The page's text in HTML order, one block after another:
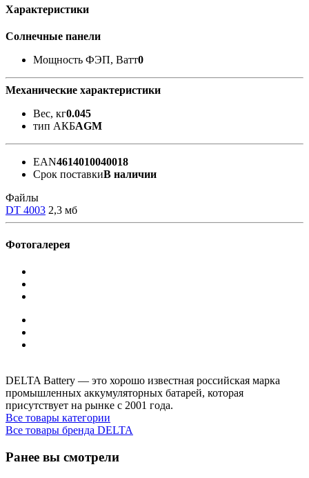
Характеристики
Солнечные панели
Мощность ФЭП, Ватт0
Механические характеристики
Вес, кг0.045
тип АКБAGM
EAN4614010040018
Срок поставкиВ наличии
Файлы
DT 4003 2,3 мб
Фотогалерея
DELTA Battery — это хорошо известная российская марка
промышленных аккумуляторных батарей, которая
присутствует на рынке с 2001 года.
Все товары категории
Все товары бренда DELTA
Ранее вы смотрели